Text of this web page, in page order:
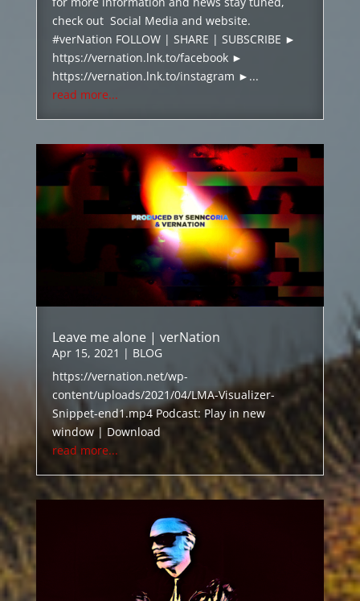
check out Social Media and website.
#verNation FOLLOW | SHARE | SUBSCRIBE ►
https://vernation.lnk.to/facebook ►
https://vernation.lnk.to/instagram ►...
read more...
Leave me alone | verNation
Apr 15, 2021 | BLOG
https://vernation.net/wp-
content/uploads/2021/04/LMA-Visualizer-
Snippet-end1.mp4 Podcast: Play in new
window | Download
read more...